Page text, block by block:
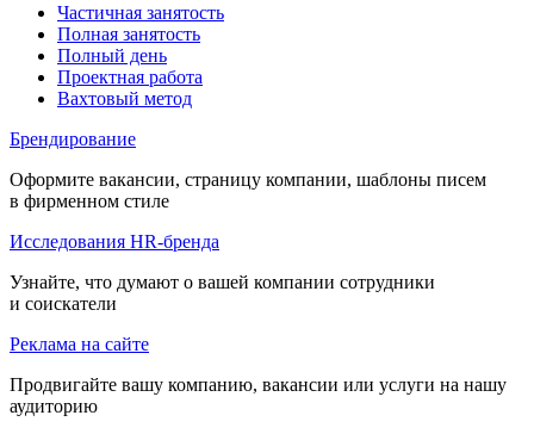
Частичная занятость
Полная занятость
Полный день
Проектная работа
Вахтовый метод
Брендирование
Оформите вакансии, страницу компании, шаблоны писем
в фирменном стиле
Исследования HR-бренда
Узнайте, что думают о вашей компании сотрудники
и соискатели
Реклама на сайте
Продвигайте вашу компанию, вакансии или услуги на нашу
аудиторию